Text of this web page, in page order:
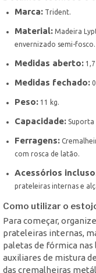
Marca: Trident.
Material: Madeira
envernizado semi-fosco.
Medidas aberto:
Medidas fechado:
Peso: 11 kg.
Capacidade: Suporta
Ferragens:
com rosca de latão.
Acessórios
prateleiras internas e
Como utilizar o
Para começar,
prateleiras internas,
paletas de fórmica
auxiliares de mistura
das cremalheiras